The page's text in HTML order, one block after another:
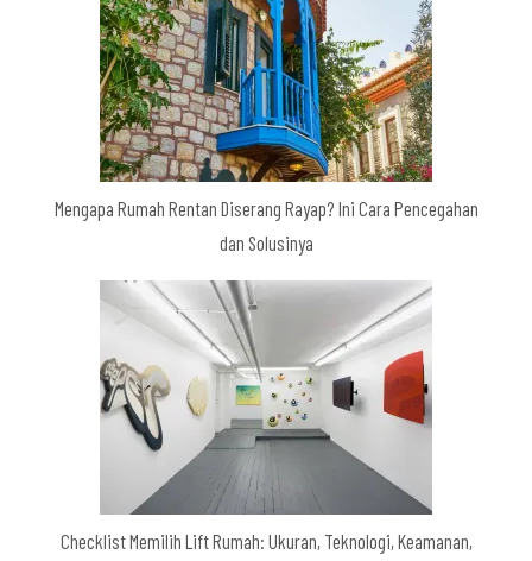
Mengapa Rumah Rentan Diserang Rayap? Ini Cara Pencegahan
dan Solusinya
Checklist Memilih Lift Rumah: Ukuran, Teknologi, Keamanan,